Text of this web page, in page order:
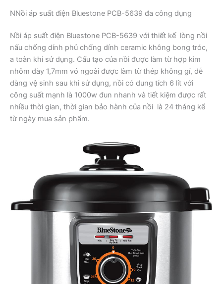
NNồi áp suất điện Bluestone PCB-5639 đa công dụng
Nồi áp suất điện Bluestone PCB-5639 với thiết kế lòng nồi
nấu chống dính phủ chống dính ceramic không bong tróc,
a toàn khi sử dụng. Cấu tạo của nồi được làm từ hợp kim
nhôm dày 1,7mm vỏ ngoài được làm từ thép không gỉ, dễ
dàng vệ sinh sau khi sử dụng, nồi có dung tích 6 lít với
công suất mạnh là 1000w đun nhanh và tiết kiệm được rất
nhiều thời gian, thời gian bảo hành của nồi là 24 tháng kể
từ ngày mua sản phẩm.